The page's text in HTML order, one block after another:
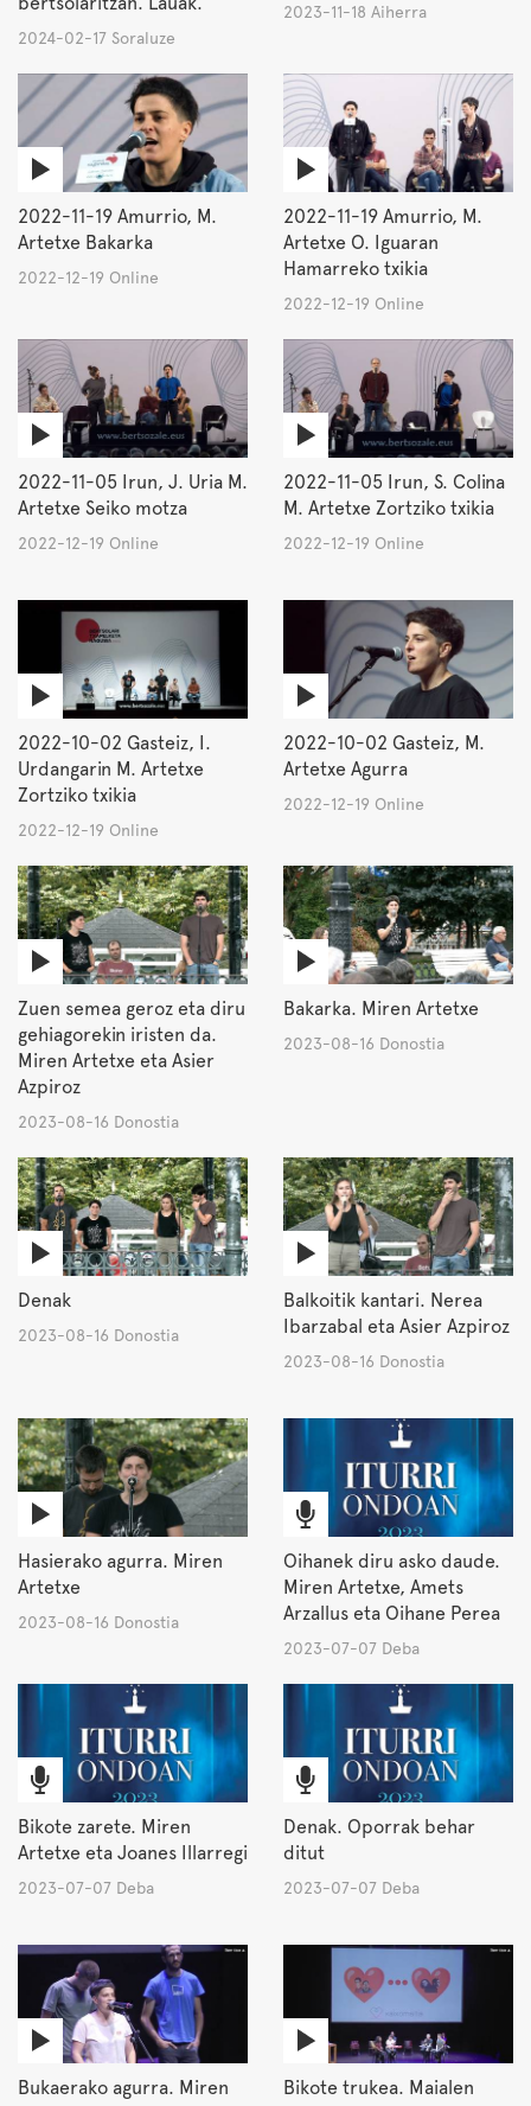
2024-02-17 Soraluze
2023-11-18 Aiherra
2022-11-19 Amurrio, M.
Artetxe Bakarka
2022-12-19 Online
2022-11-19 Amurrio, M.
Artetxe O. Iguaran
Hamarreko txikia
2022-12-19 Online
2022-11-05 Irun, J. Uria M.
Artetxe Seiko motza
2022-12-19 Online
2022-11-05 Irun, S. Colina
M. Artetxe Zortziko txikia
2022-12-19 Online
2022-10-02 Gasteiz, I.
Urdangarin M. Artetxe
Zortziko txikia
2022-12-19 Online
2022-10-02 Gasteiz, M.
Artetxe Agurra
2022-12-19 Online
Zuen semea geroz eta diru
gehiagorekin iristen da.
Miren Artetxe eta Asier
Azpiroz
2023-08-16 Donostia
Bakarka. Miren Artetxe
2023-08-16 Donostia
Denak
2023-08-16 Donostia
Balkoitik kantari. Nerea
Ibarzabal eta Asier Azpiroz
2023-08-16 Donostia
Hasierako agurra. Miren
Artetxe
2023-08-16 Donostia
Oihanek diru asko daude.
Miren Artetxe, Amets
Arzallus eta Oihane Perea
2023-07-07 Deba
Bikote zarete. Miren
Artetxe eta Joanes Illarregi
2023-07-07 Deba
Denak. Oporrak behar
ditut
2023-07-07 Deba
Bukaerako agurra. Miren
Bikote trukea. Maialen